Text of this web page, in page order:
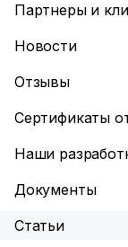
Партнеры и
Новости
Отзывы
Сертификаты
Наши
Документы
Статьи